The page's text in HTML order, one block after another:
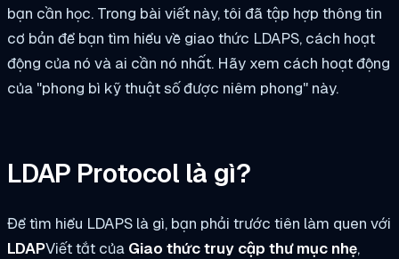
bạn cần học. Trong bài viết này, tôi đã tập hợp thông tin
cơ bản để bạn tìm hiểu về giao thức LDAPS, cách hoạt
động của nó và ai cần nó nhất. Hãy xem cách hoạt động
của "phong bì kỹ thuật số được niêm phong" này.
LDAP Protocol là gì?
Để tìm hiểu LDAPS là gì, bạn phải trước tiên làm quen với
LDAPViết tắt của Giao thức truy cập thư mục nhẹ,